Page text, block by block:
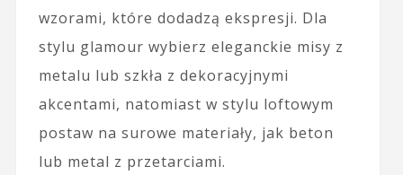
wzorami, które dodadzą ekspresji. Dla
stylu glamour wybierz eleganckie misy z
metalu lub szkła z dekoracyjnymi
akcentami, natomiast w stylu loftowym
postaw na surowe materiały, jak beton
lub metal z przetarciami.